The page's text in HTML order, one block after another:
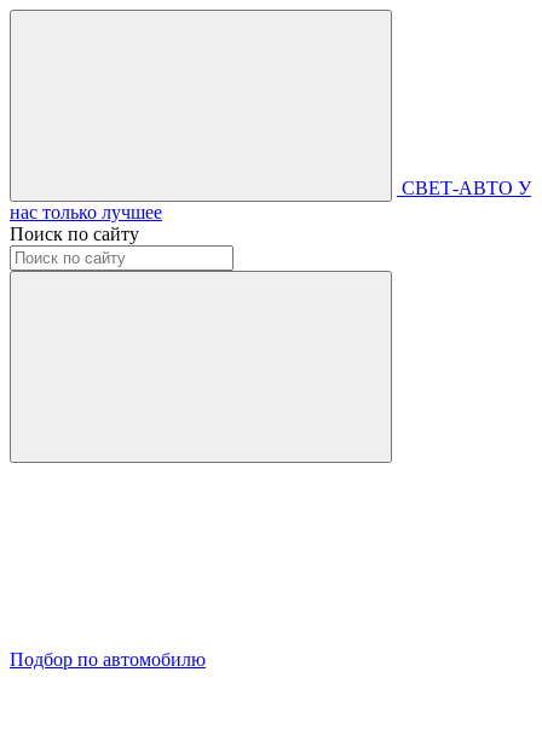
СВЕТ-АВТО У
нас только лучшее
Поиск по сайту
Подбор по автомобилю